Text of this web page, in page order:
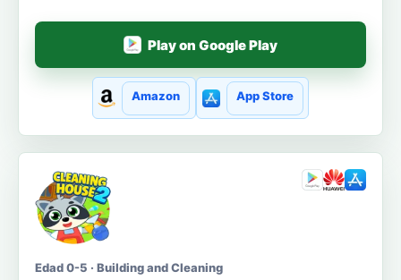
Play on Google Play
Amazon App Store
Edad 0-5 · Building and Cleaning